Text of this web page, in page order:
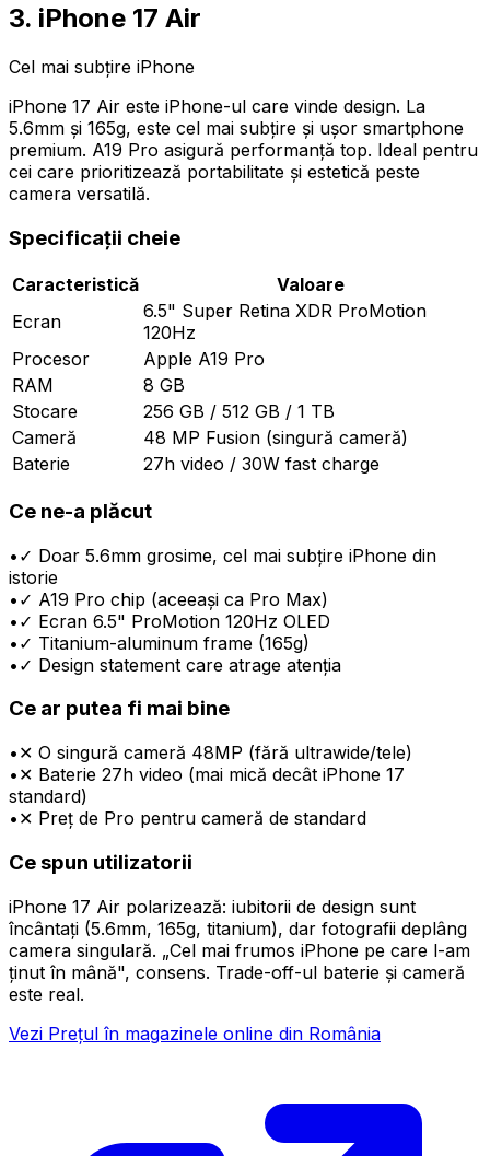
3. iPhone 17 Air
Cel mai subțire iPhone
iPhone 17 Air este iPhone-ul care vinde design. La
5.6mm și 165g, este cel mai subțire și ușor smartphone
premium. A19 Pro asigură performanță top. Ideal pentru
cei care prioritizează portabilitate și estetică peste
camera versatilă.
Specificații cheie
Caracteristică
Valoare
Ecran
6.5" Super Retina XDR ProMotion
120Hz
Procesor
Apple A19 Pro
RAM
8 GB
Stocare
256 GB / 512 GB / 1 TB
Cameră
48 MP Fusion (singură cameră)
Baterie
27h video / 30W fast charge
Ce ne-a plăcut
• ✓ Doar 5.6mm grosime, cel mai subțire iPhone din
istorie
• ✓ A19 Pro chip (aceeași ca Pro Max)
• ✓ Ecran 6.5" ProMotion 120Hz OLED
• ✓ Titanium-aluminum frame (165g)
• ✓ Design statement care atrage atenția
Ce ar putea fi mai bine
• ✕ O singură cameră 48MP (fără ultrawide/tele)
• ✕ Baterie 27h video (mai mică decât iPhone 17
standard)
• ✕ Preț de Pro pentru cameră de standard
Ce spun utilizatorii
iPhone 17 Air polarizează: iubitorii de design sunt
încântați (5.6mm, 165g, titanium), dar fotografii deplâng
camera singulară. „Cel mai frumos iPhone pe care l-am
ținut în mână", consens. Trade-off-ul baterie și cameră
este real.
Vezi Prețul în magazinele online din România